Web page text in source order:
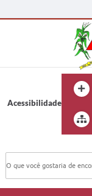
Acessibilidade